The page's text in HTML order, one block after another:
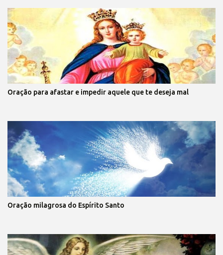
Oração para afastar e impedir aquele que te deseja mal
Oração milagrosa do Espírito Santo